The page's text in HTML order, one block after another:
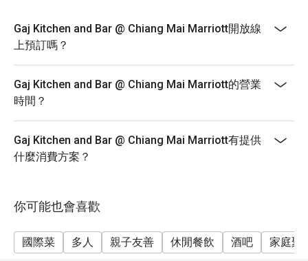
Gaj Kitchen and Bar @ Chiang Mai Marriott開放線
上預訂嗎？
Gaj Kitchen and Bar @ Chiang Mai Marriott的營業
時間？
Gaj Kitchen and Bar @ Chiang Mai Marriott有提供
什麼消費方案？
你可能也會喜歡
國際菜 多人 親子友善 休閒餐飲 酒吧 家庭聚